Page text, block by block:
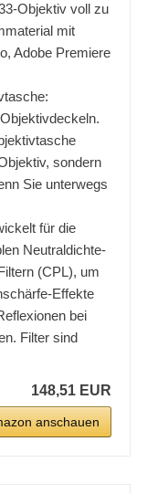
Objektiv voll zu
mit
Adobe Premiere
sondern
Sie unterwegs
für die
Neutraldichte-
(CPL), um
Effekte
bei
Filter sind
148,51 EUR
anschauen